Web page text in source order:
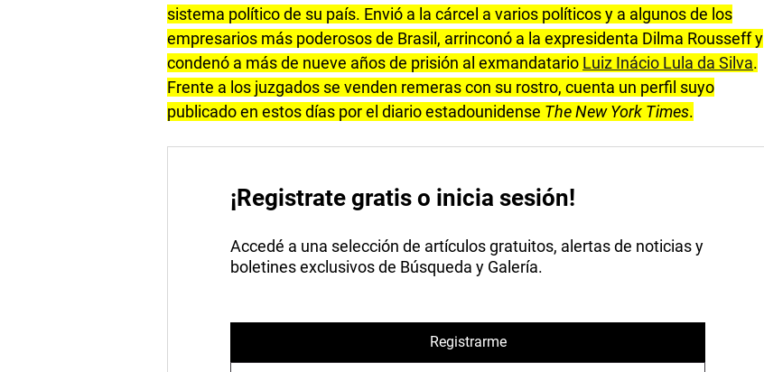
sistema político de su país. Envió a la cárcel a varios políticos y a algunos de los
empresarios más poderosos de Brasil, arrinconó a la expresidenta Dilma Rousseff y
condenó a más de nueve años de prisión al exmandatario Luiz Inácio Lula da Silva.
Frente a los juzgados se venden remeras con su rostro, cuenta un perfil suyo
publicado en estos días por el diario estadounidense The New York Times.
¡Registrate gratis o inicia sesión!
Accedé a una selección de artículos gratuitos, alertas de noticias y
boletines exclusivos de Búsqueda y Galería.
Registrarme